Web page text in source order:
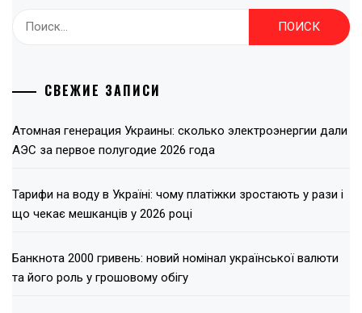
Найти:
СВЕЖИЕ ЗАПИСИ
Атомная генерация Украины: сколько электроэнергии дали
АЭС за первое полугодие 2026 года
Тарифи на воду в Україні: чому платіжки зростають у рази і
що чекає мешканців у 2026 році
Банкнота 2000 гривень: новий номінал української валюти
та його роль у грошовому обігу